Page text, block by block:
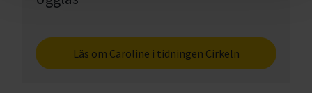
Läs om Caroline i tidningen Cirkeln